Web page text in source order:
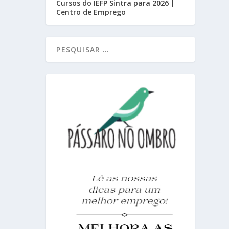
Cursos do IEFP Sintra para 2026 |
Centro de Emprego